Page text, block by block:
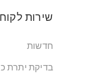
שירות
חדשות
בדיקת יתרת